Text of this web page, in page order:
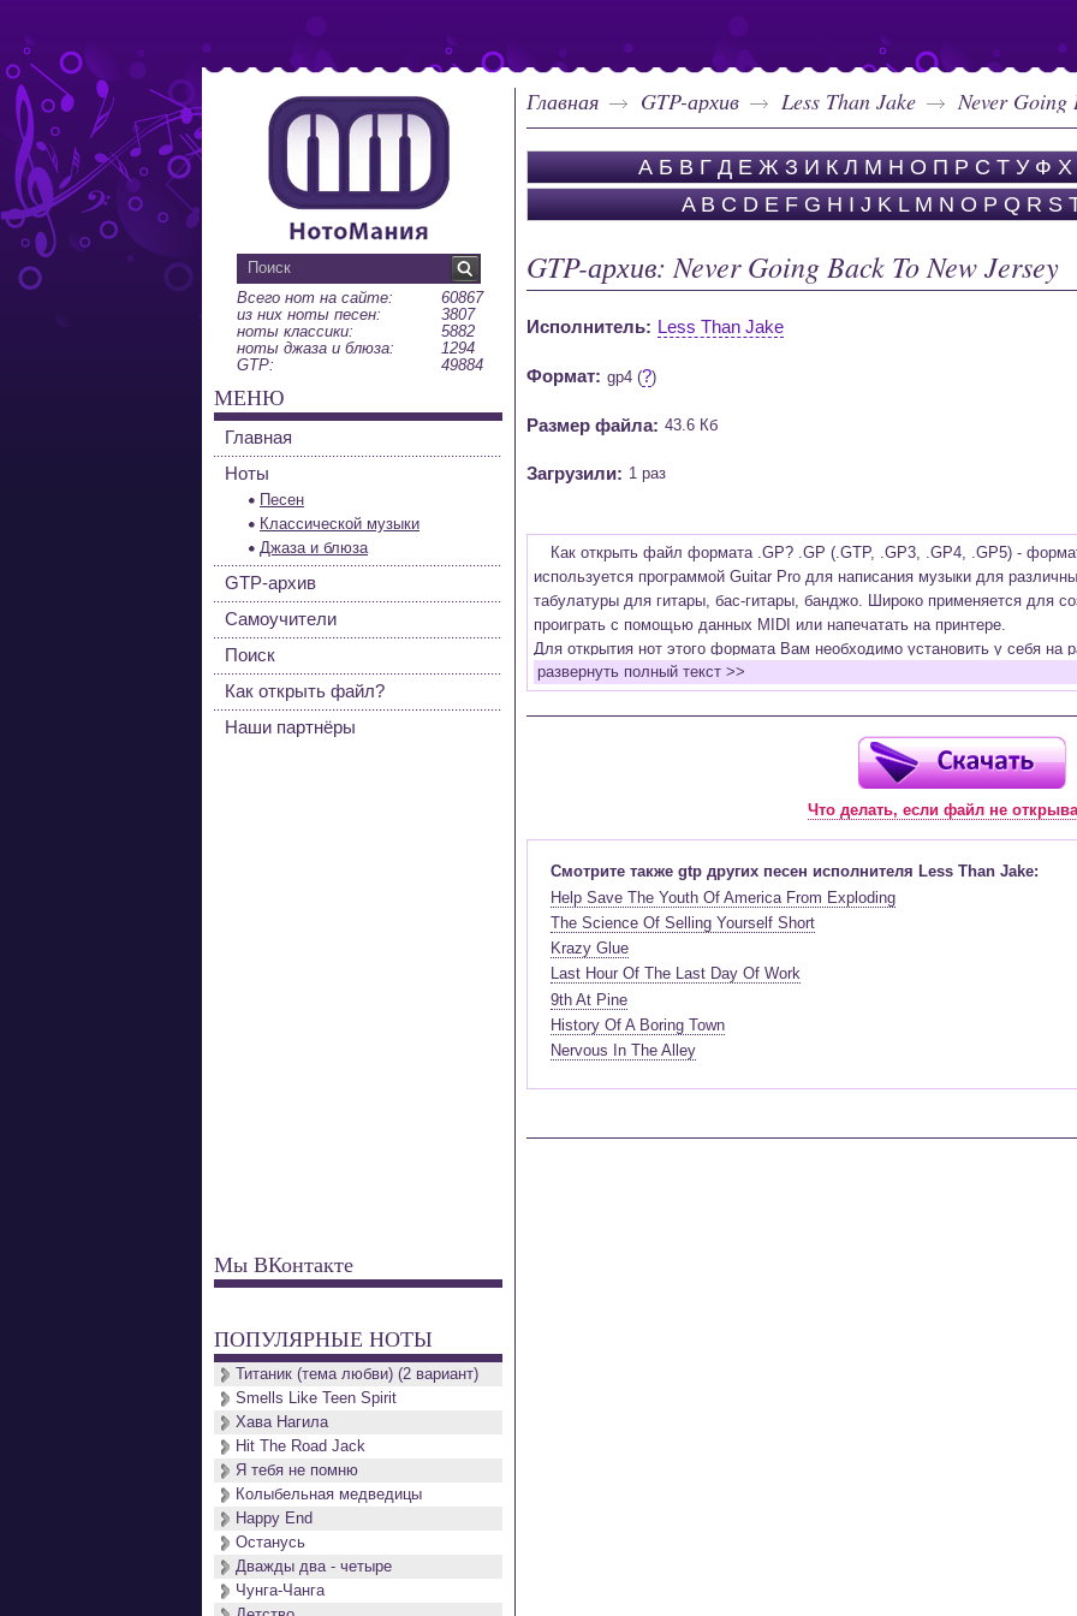
Главная GTP-архив Less Than Jake Never Going
А Б В Г Д Е Ж З И К Л М Н О П Р С Т У Ф Х
A B C D E F G H I J K L M N O P Q R S
GTP-архив: Never Going Back To New Jersey
Исполнитель: Less Than Jake
Формат: gp4 (?)
Размер файла: 43.6 Кб
Загрузили: 1 раз
Как открыть файл формата .GP? .GP (.GTP, .GP3, .GP4, .GP5) -
используется программой Guitar Pro для написания музыки для
табулатуры для гитары, бас-гитары, банджо. Широко применяется для
проиграть с помощью данных MIDI или напечатать на принтере.
Для открытия нот этого формата Вам необходимо установить у себя на
(желательно, последней версии). Скачать её можно с официального
бесплатную версию на руском языке (Найти).
Запись музыкальных произведений для гитары, бас-гитары, банджо и
в виде табулатур или нотной графики (при создании табулатуры
Создание произведений для духовых, струнных, клавишных и других
Создание партий для барабанов и перкуссии;
Интеграция текста песен в ноты и привязка его к нотам дорожек с
Встроенный определитель и визуализатор аккордов для гитары;
Экспортирование музыкальных партитур в MIDI, ASCII, MusicXML, WAV,
к печати;
Импортирование из MIDI, ASCII,MusicXML, Power Tab (.ptb), TablEdit (.tef)
Виртуальный гитарный гриф, клавиатура фортепиано и панель ударных
ноты, проигрываемые в текущий момент. Удобное создание и
инструмента с их помощью;
развернуть полный текст >>
Что делать, если файл не
Смотрите также gtp других песен исполнителя Less Than Jake:
Help Save The Youth Of America From Exploding
The Science Of Selling Yourself Short
Krazy Glue
Last Hour Of The Last Day Of Work
9th At Pine
History Of A Boring Town
Nervous In The Alley
Всего нот на сайте:
60867
из них ноты песен:
3807
ноты классики:
5882
ноты джаза и блюза:
1294
GTP:
49884
МЕНЮ
Главная
Ноты
Песен
Классической музыки
Джаза и блюза
GTP-архив
Самоучители
Поиск
Как открыть файл?
Наши партнёры
Мы ВКонтакте
ПОПУЛЯРНЫЕ НОТЫ
Титаник (тема любви) (2 вариант)
Smells Like Teen Spirit
Хава Нагила
Hit The Road Jack
Я тебя не помню
Колыбельная медведицы
Happy End
Останусь
Дважды два - четыре
Чунга-Чанга